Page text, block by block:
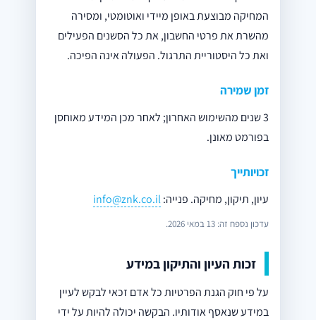
המחיקה מבוצעת באופן מיידי ואוטומטי, ומסירה
מהשרת את פרטי החשבון, את כל הסשנים הפעילים
ואת כל היסטוריית התרגול. הפעולה אינה הפיכה.
זמן שמירה
3 שנים מהשימוש האחרון; לאחר מכן המידע מאוחסן
בפורמט מאונן.
זכויותייך
עיון, תיקון, מחיקה. פנייה:info@znk.co.il
עדכון נספח זה: 13 במאי 2026.
זכות העיון והתיקון במידע
על פי חוק הגנת הפרטיות כל אדם זכאי לבקש לעיין
במידע שנאסף אודותיו. הבקשה יכולה להיות על ידי